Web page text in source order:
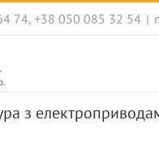
74, +38 050 085 32 54 |
з